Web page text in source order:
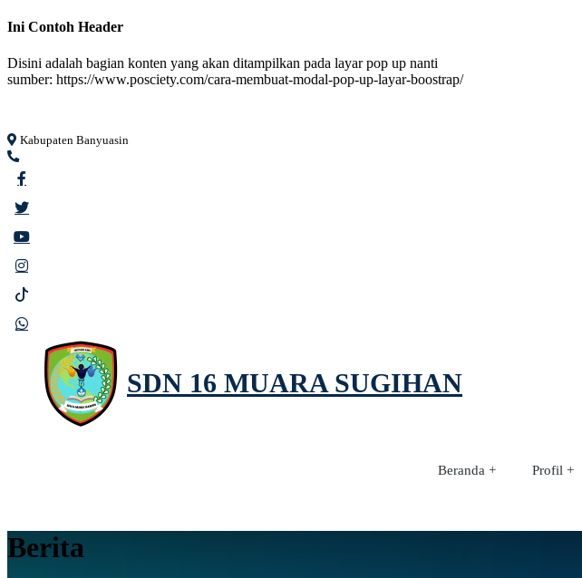
Ini Contoh Header
Disini adalah bagian konten yang akan ditampilkan pada layar pop up nanti
sumber: https://www.posciety.com/cara-membuat-modal-pop-up-layar-boostrap/
Kabupaten Banyuasin
SDN 16 MUARA SUGIHAN
Beranda Profil
Berita